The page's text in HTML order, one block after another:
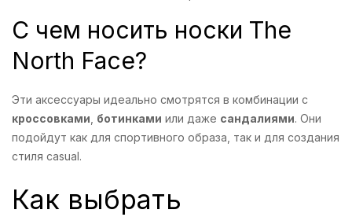
С чем носить носки The
North Face?
Эти аксессуары идеально смотрятся в комбинации с
кроссовками ботинками или даже сандалиями. Они
подойдут как для спортивного образа, так и для создания
стиля casual.
Как выбрать